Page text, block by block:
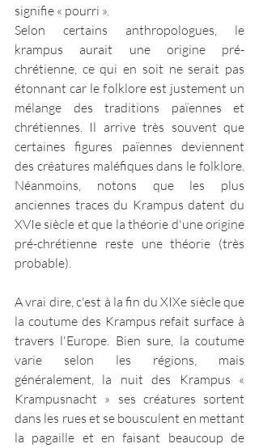
signifie « pourri ».
Selon certains anthropologues, le
krampus aurait une origine pré-
chrétienne, ce qui en soit ne serait pas
étonnant car le folklore est justement un
mélange des traditions païennes et
chrétiennes. Il arrive très souvent que
certaines figures païennes deviennent
des créatures maléfiques dans le folklore.
Néanmoins, notons que les plus
anciennes traces du Krampus datent du
XVIe siècle et que la théorie d'une origine
pré-chrétienne reste une théorie (très
probable).
A vrai dire, c'est à la fin du XIXe siècle que
la coutume des Krampus refait surface à
travers l'Europe. Bien sure, la coutume
varie selon les régions, mais
généralement, la nuit des Krampus «
Krampusnacht » ses créatures sortent
dans les rues et se bousculent en mettant
la pagaille et en faisant beaucoup de